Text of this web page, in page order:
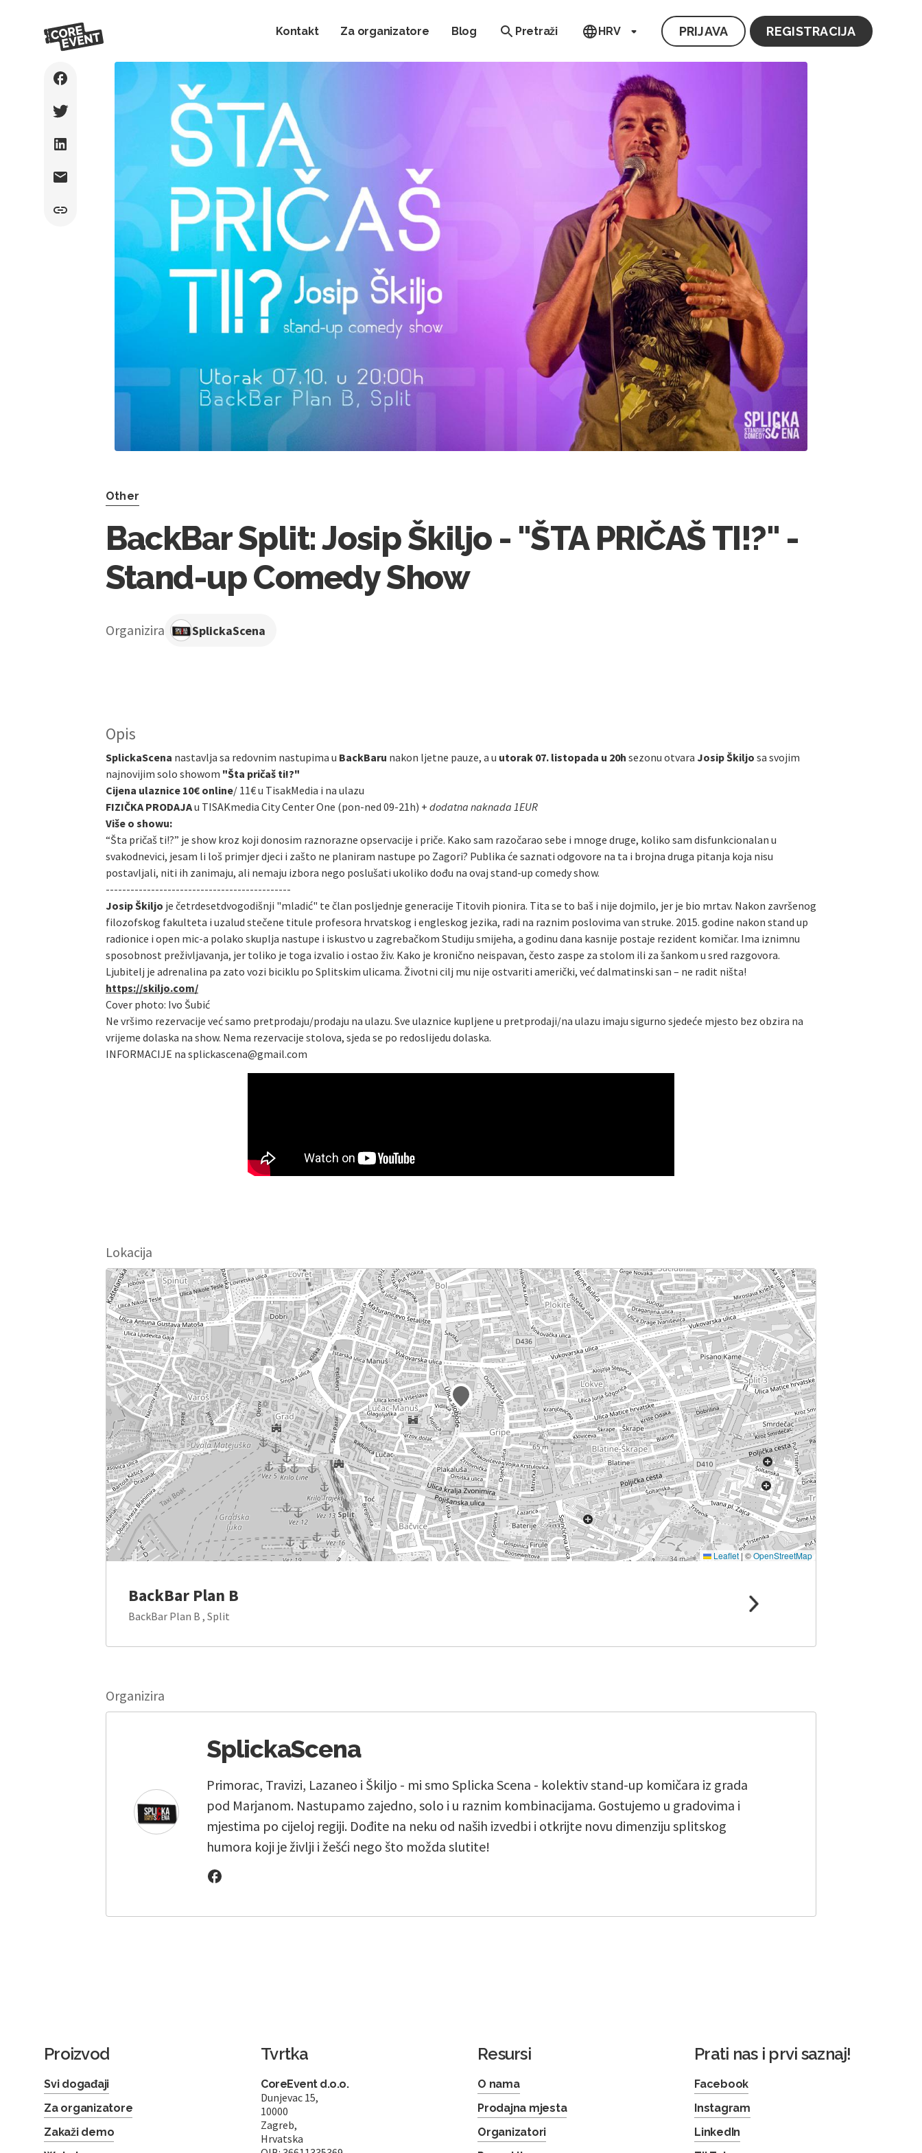
Kontakt Za organizatore Blog Pretraži HRV PRIJAVA REGISTRACIJA
Other
BackBar Split: Josip Škiljo - "ŠTA PRIČAŠ TI!?" -
Stand-up Comedy Show
Organizira SplickaScena
Opis
SplickaScena nastavlja sa redovnim nastupima u BackBaru nakon ljetne pauze, a u utorak 07. listopada u 20h sezonu otvara Josip Škiljo sa svojim
najnovijim solo showom "Šta pričaš ti!?"
Cijena ulaznice 10€ online/ 11€ u TisakMedia i na ulazu
FIZIČKA PRODAJAu TISAKmedia City Center One (pon-ned 09-21h) + dodatna naknada 1EUR
Više o showu:
“Šta pričaš ti!?” je show kroz koji donosim raznorazne opservacije i priče. Kako sam razočarao sebe i mnoge druge, koliko sam disfunkcionalan u
svakodnevici, jesam li loš primjer djeci i zašto ne planiram nastupe po Zagori? Publika će saznati odgovore na ta i brojna druga pitanja koja nisu
postavljali, niti ih zanimaju, ali nemaju izbora nego poslušati ukoliko dođu na ovaj stand-up comedy show.
---------------------------------------------
Josip Škiljo je četrdesetdvogodišnji "mladić" te član posljednje generacije Titovih pionira. Tita se to baš i nije dojmilo, jer je bio mrtav. Nakon završenog
filozofskog fakulteta i uzalud stečene titule profesora hrvatskog i engleskog jezika, radi na raznim poslovima van struke. 2015. godine nakon stand up
radionice i open mic-a polako skuplja nastupe i iskustvo u zagrebačkom Studiju smijeha, a godinu dana kasnije postaje rezident komičar. Ima iznimnu
sposobnost preživljavanja, jer toliko je toga izvalio i ostao živ. Kako je kronično neispavan, često zaspe za stolom ili za šankom u sred razgovora.
Ljubitelj je adrenalina pa zato vozi biciklu po Splitskim ulicama. Životni cilj mu nije ostvariti američki, već dalmatinski san – ne radit ništa!
https://skiljo.com/
Cover photo: Ivo Šubić
Ne vršimo rezervacije već samo pretprodaju/prodaju na ulazu. Sve ulaznice kupljene u pretprodaji/na ulazu imaju sigurno sjedeće mjesto bez obzira na
vrijeme dolaska na show. Nema rezervacije stolova, sjeda se po redoslijedu dolaska.
INFORMACIJE na splickascena@gmail.com
Lokacija
Leaflet | ©OpenStreetMap
BackBar Plan B
BackBar Plan B , Split
Organizira
SplickaScena
Primorac, Travizi, Lazaneo i Škiljo - mi smo Splicka Scena - kolektiv stand-up komičara iz grada
pod Marjanom. Nastupamo zajedno, solo i u raznim kombinacijama. Gostujemo u gradovima i
mjestima po cijeloj regiji. Dođite na neku od naših izvedbi i otkrijte novu dimenziju splitskog
humora koji je življi i žešći nego što možda slutite!
Proizvod
Svi događaji
Za organizatore
Zakaži demo
Tvrtka
CoreEvent d.o.o.
Dunjevac 15,
10000
Zagreb,
Hrvatska
Resursi
O nama
Prodajna mjesta
Organizatori
Prati nas i prvi saznaj!
Facebook
Instagram
LinkedIn